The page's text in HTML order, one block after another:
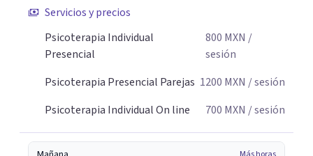
Servicios y precios
Psicoterapia Individual
Presencial
800 MXN /
sesión
Psicoterapia Presencial Parejas 1200 MXN / sesión
Psicoterapia Individual On line
700 MXN / sesión